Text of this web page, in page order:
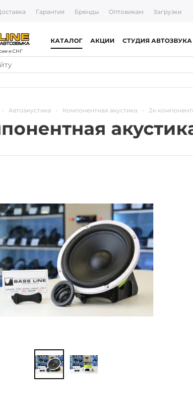
Гарантия Бренды Оптовикам Загрузки
и СНГ
КАТАЛОГ АКЦИИ СТУДИЯ АВТОЗВУКА
- Автоакустика - Компонентная акустика - 2х-